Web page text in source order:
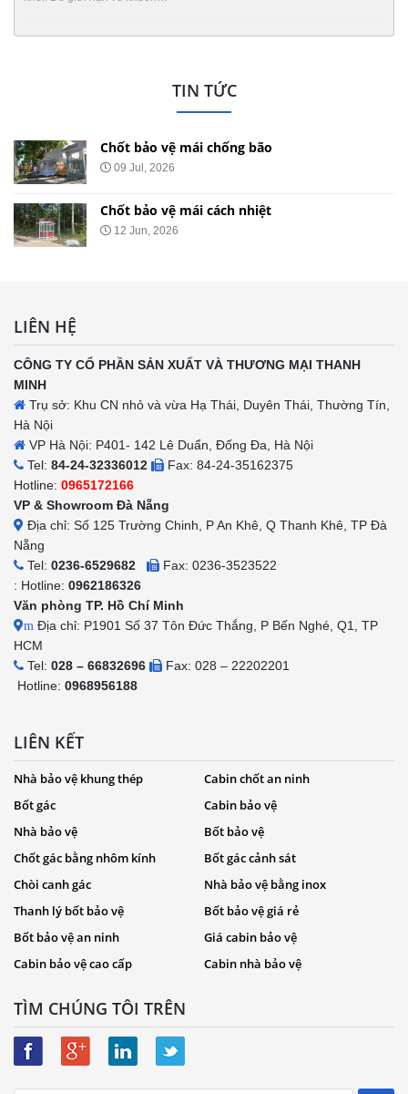
TIN TỨC
Chốt bảo vệ mái chống ồn
29 May, 2026
Chốt bảo vệ mái nhọn
20 May, 2026
LIÊN HỆ
CÔNG TY CỔ PHẦN SẢN XUẤT VÀ THƯƠNG MẠI THANH
MINH
Trụ sở: Khu CN nhỏ và vừa Hạ Thái, Duyên Thái, Thường Tín,
Hà Nội
VP Hà Nội: P401- 142 Lê Duẩn, Đống Đa, Hà Nội
Tel: 84-24-32336012
Fax: 84-24-35162375
Hotline: 0965172166
VP & Showroom Đà Nẵng
Địa chỉ: Số 125 Trường Chinh, P An Khê, Q Thanh Khê, TP Đà
Nẵng
Tel: 0236-6529682
Fax: 0236-3523522
: Hotline: 0962186326
Văn phòng TP. Hồ Chí Minh
m Địa chỉ: P1901 Số 37 Tôn Đức Thắng, P Bến Nghé, Q1, TP
HCM
Tel: 028 – 66832696
Fax: 028 – 22202201
Hotline: 0968956188
LIÊN KẾT
Nhà bảo vệ khung thép
Cabin chốt an ninh
Bốt gác
Cabin bảo vệ
Nhà bảo vệ
Bốt bảo vệ
Chốt gác bằng nhôm kính
Bốt gác cảnh sát
Chòi canh gác
Nhà bảo vệ bằng inox
Thanh lý bốt bảo vệ
Bốt bảo vệ giá rẻ
Bốt bảo vệ an ninh
Giá cabin bảo vệ
Cabin bảo vệ cao cấp
Cabin nhà bảo vệ
TÌM CHÚNG TÔI TRÊN